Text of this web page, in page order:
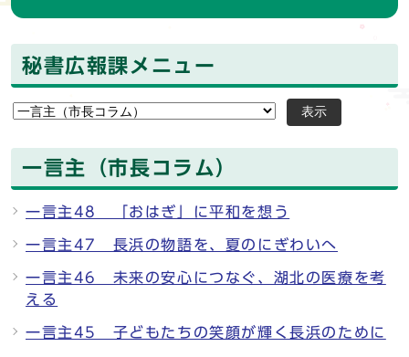
秘書広報課メニュー
表示
一言主（市長コラム）
一言主48 「おはぎ」に平和を想う
一言主47 長浜の物語を、夏のにぎわいへ
一言主46 未来の安心につなぐ、湖北の医療を考
える
一言主45 子どもたちの笑顔が輝く長浜のために